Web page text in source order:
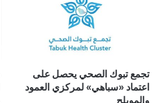
تجمع تبوك الصحي يحصل على
اعتماد «سباهي» لمركزي العمود
والمويلح